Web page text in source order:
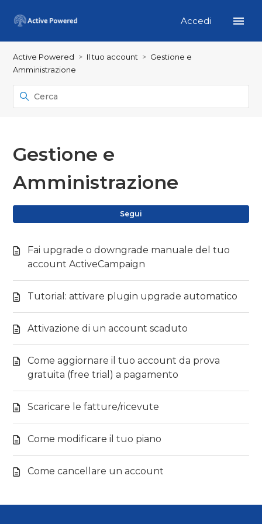
Accedi
Active Powered Il tuo account
Gestione e
Amministrazione
Gestione e
Amministrazione
Segui
Fai upgrade o downgrade manuale del tuo
account ActiveCampaign
Tutorial: attivare plugin upgrade automatico
Attivazione di un account scaduto
Come aggiornare il tuo account da prova
gratuita (free trial) a pagamento
Scaricare le fatture/ricevute
Come modificare il tuo piano
Come cancellare un account